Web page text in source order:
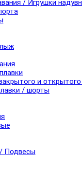
/ Игрушки
и
/ шорты
Подвесы